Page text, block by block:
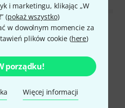
i marketingu, klikając „W
(pokaż wszystko)
w dowolnym momencie za
plików cookie (here)
porządku!
Więcej informacji
15.01.2018